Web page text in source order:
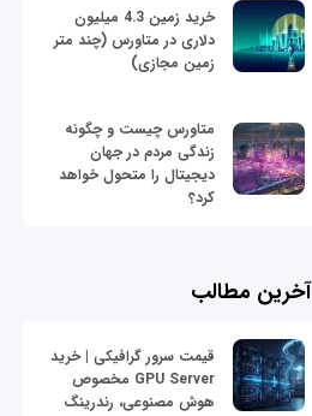
خرید زمین 4.3 میلیون
دلاری در متاورس (چند متر
زمین مجازی)
متاورس چیست و چگونه
زندگی مردم در جهان
دیجیتال را متحول خواهد
کرد؟
آخرین مطالب
قیمت سرور گرافیکی | خرید
GPU Server مخصوص
هوش مصنوعی، رندرینگ